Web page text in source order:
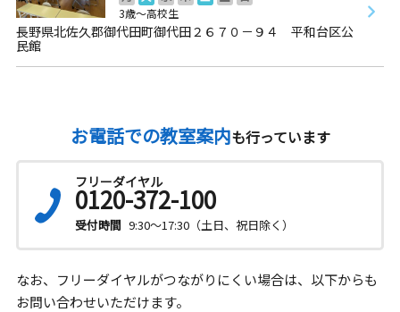
3歳～高校生
長野県北佐久郡御代田町御代田２６７０－９４ 平和台区公
民館
お電話での教室案内も行っています
フリーダイヤル
0120-372-100
受付時間 9:30～17:30（土日、祝日除く）
なお、フリーダイヤルがつながりにくい場合は、以下からも
お問い合わせいただけます。